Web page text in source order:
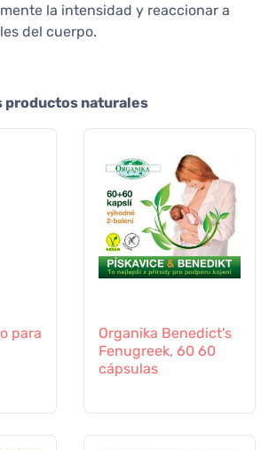
la intensidad y reaccionar a
del cuerpo.
productos naturales
para
Organika Benedict's
Fenugreek, 60 60
cápsulas